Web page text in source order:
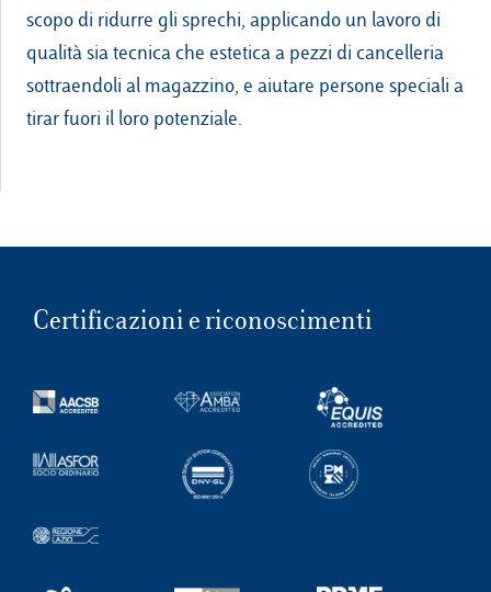
scopo di ridurre gli sprechi, applicando un lavoro di
qualità sia tecnica che estetica a pezzi di cancelleria
sottraendoli al magazzino, e aiutare persone speciali a
tirar fuori il loro potenziale.
Certificazioni e riconoscimenti